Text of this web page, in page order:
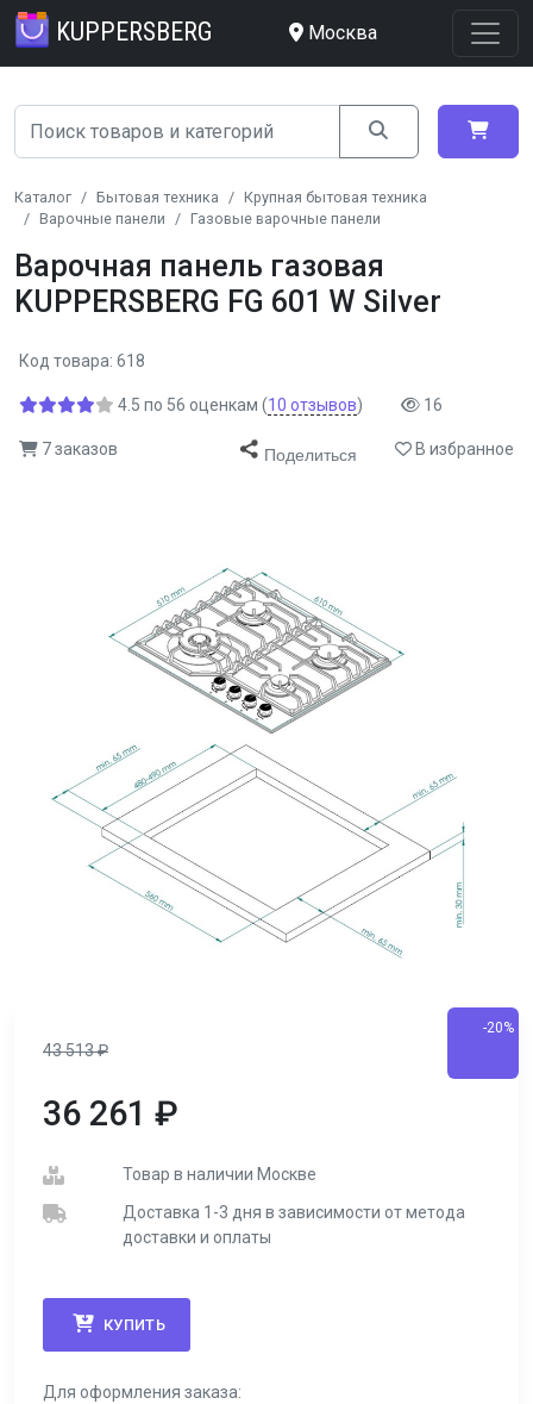
KUPPERSBERG Москва
Каталог Бытовая техника
Крупная бытовая техника
Варочные панели
Газовые варочные панели
Варочная панель газовая
KUPPERSBERG FG 601 W Silver
Код товара: 618
4.5 по 56 оценкам (10 отзывов) 16
7 заказов Поделиться В избранное
43 513₽
-20%
36 261 ₽
Товар в наличии Москве
Доставка 1-3 дня в зависимости от метода
доставки и оплаты
КУПИТЬ
Для оформления заказа: